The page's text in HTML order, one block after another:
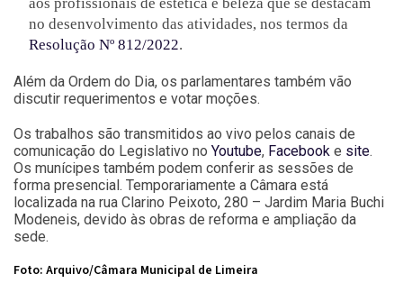
no desenvolvimento das atividades, nos termos da
Resolução Nº 812/2022.
Além da Ordem do Dia, os parlamentares também vão
discutir requerimentos e votar moções.
Os trabalhos são transmitidos ao vivo pelos canais de
comunicação do Legislativo no Youtube, Facebook e site.
Os munícipes também podem conferir as sessões de
forma presencial. Temporariamente a Câmara está
localizada na rua Clarino Peixoto, 280 – Jardim Maria Buchi
Modeneis, devido às obras de reforma e ampliação da
sede.
Foto: Arquivo/Câmara Municipal de Limeira